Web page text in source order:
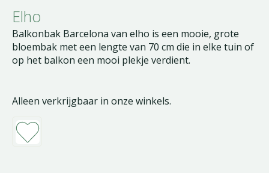
Elho
Balkonbak Barcelona van elho is een mooie, grote
bloembak met een lengte van 70 cm die in elke tuin of
op het balkon een mooi plekje verdient.
Alleen verkrijgbaar in onze winkels.